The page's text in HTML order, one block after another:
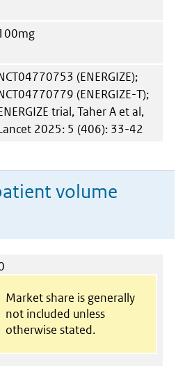
(ENERGIZE);
(ENERGIZE-T);
trial, Taher A et al,
2025: 5 (406): 33-42
volume
Market share is generally
not included unless
otherwise stated.